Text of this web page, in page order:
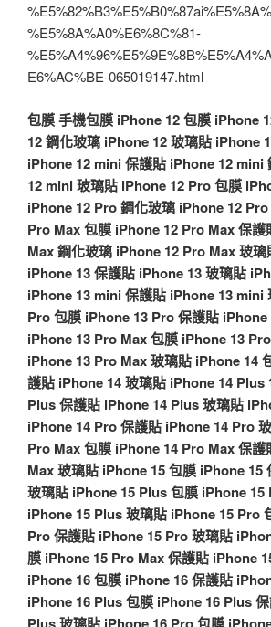
%E5%8A%A0%E6%8C%81-
E6%AC%BE-065019147.html
包膜手機包膜 iPhone 12 包膜 iPhone
12 鋼化玻璃 iPhone 12 玻璃貼 iPhone
iPhone 12 mini 保護貼 iPhone 12 mini
12 mini 玻璃貼 iPhone 12 Pro 包膜
iPhone 12 Pro 鋼化玻璃 iPhone 12
Pro Max 包膜 iPhone 12 Pro Max 保護
Max 鋼化玻璃 iPhone 12 Pro Max 玻璃
iPhone 13 保護貼 iPhone 13 玻璃貼
iPhone 13 mini 保護貼 iPhone 13 mini
Pro 包膜 iPhone 13 Pro 保護貼 iPhone
iPhone 13 Pro Max 包膜 iPhone 13
iPhone 13 Pro Max 玻璃貼 iPhone 14
護貼 iPhone 14 玻璃貼 iPhone 14 Plus
Plus 保護貼 iPhone 14 Plus 玻璃貼
iPhone 14 Pro 保護貼 iPhone 14 Pro
Pro Max 包膜 iPhone 14 Pro Max 保護
Max 玻璃貼 iPhone 15 包膜 iPhone 15
玻璃貼 iPhone 15 Plus 包膜 iPhone 15
iPhone 15 Plus 玻璃貼 iPhone 15 Pro
Pro 保護貼 iPhone 15 Pro 玻璃貼
膜 iPhone 15 Pro Max 保護貼 iPhone
iPhone 16 包膜 iPhone 16 保護貼
iPhone 16 Plus 包膜 iPhone 16 Plus